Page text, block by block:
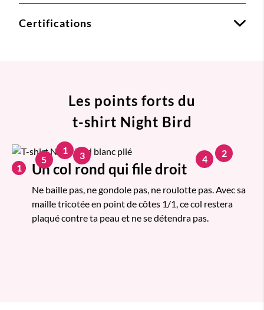
Certifications
Les points forts du
t-shirt Night Bird
1 Un col rond qui file droit
Ne baille pas, ne gondole pas, ne roulotte pas. Avec sa
maille tricotée en point de côtes 1/1, ce col restera
plaqué contre ta peau et ne se détendra pas.
1 2
3 4
5